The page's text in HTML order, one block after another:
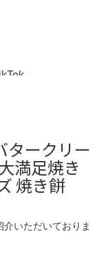
タークリー
満足焼き
焼き餅
いただいておりま